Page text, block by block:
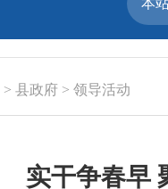
> 县政府 > 领导活动
实干争春早